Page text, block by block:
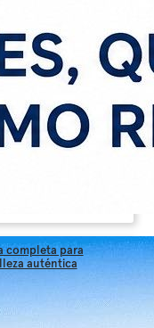
completa para
auténtica